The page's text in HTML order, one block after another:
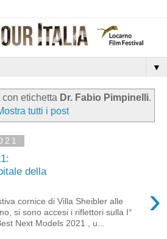
▼
etichetta Dr. Fabio Pimpinelli.
tutti i post
della
›
cornice di Villa Sheibler alle
si sono accesi i riflettori sulla I°
Next Models 2021 , u...